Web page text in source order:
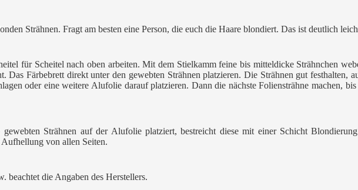
Strähnen. Fragt am besten eine Person, die euch die Haare blondiert. Das ist deutlich
für Scheitel nach oben arbeiten. Mit dem Stielkamm feine bis mitteldicke Strähnchen
Das Färbebrett direkt unter den gewebten Strähnen platzieren. Die Strähnen gut
oder eine weitere Alufolie darauf platzieren. Dann die nächste Foliensträhne machen,
Strähnen auf der Alufolie platziert, bestreicht diese mit einer Schicht
von allen Seiten.
beachtet die Angaben des Herstellers.